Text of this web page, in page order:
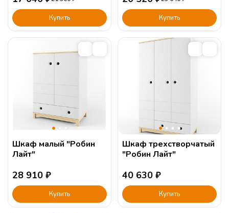
Купить Купить
Шкаф малый "Робин
Лайт"
28 910 ₽
Купить
Шкаф трехстворчатый
"Робин Лайт"
40 630 ₽
Купить